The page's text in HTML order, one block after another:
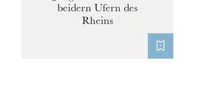
beidern Ufern des
Rheins